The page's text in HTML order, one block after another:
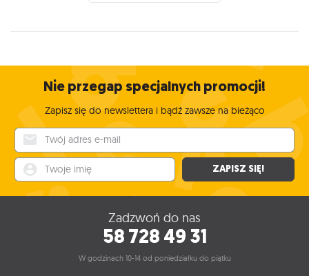
Nie przegap specjalnych promocji!
Zapisz się do newslettera i bądź zawsze na bieżąco
ZAPISZ SIĘ!
Zadzwoń do nas
58 728 49 31
W godzinach 10-14 od poniedziałku do piątku